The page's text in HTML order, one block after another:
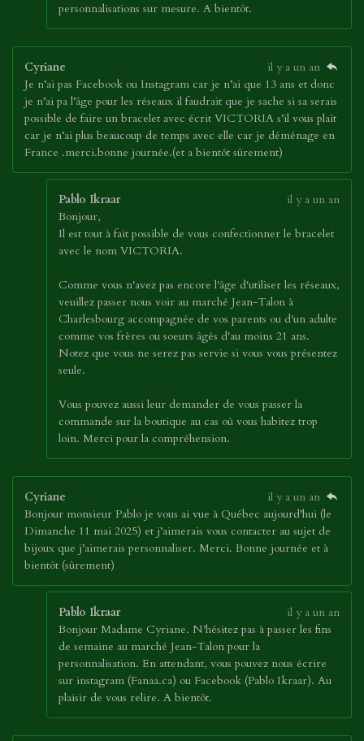
personnalisations sur mesure. A bientôt.
Cyriane
il y a un an
Je n’ai pas Facebook ou Instagram car je n’ai que 13 ans et donc
je n’ai pa l’âge pour les réseaux il faudrait que je sache si sa serais
possible de faire un bracelet avec écrit VICTORIA s’il vous plaît
car je n’ai plus beaucoup de temps avec elle car je déménage en
France .merci.bonne journée.(et a bientôt sûrement)
Pablo Ikraar
il y a un an
Bonjour,
Il est tout à fait possible de vous confectionner le bracelet
avec le nom VICTORIA.
Comme vous n'avez pas encore l'âge d'utiliser les réseaux,
veuillez passer nous voir au marché Jean-Talon à
Charlesbourg accompagnée de vos parents ou d'un adulte
comme vos frères ou soeurs âgés d'au moins 21 ans.
Notez que vous ne serez pas servie si vous vous présentez
seule.
Vous pouvez aussi leur demander de vous passer la
commande sur la boutique au cas où vous habitez trop
loin. Merci pour la compréhension.
Cyriane
il y a un an
Bonjour monsieur Pablo je vous ai vue à Québec aujourd’hui (le
Dimanche 11 mai 2025) et j’aimerais vous contacter au sujet de
bijoux que j’aimerais personnaliser. Merci. Bonne journée et à
bientôt (sûrement)
Pablo Ikraar
il y a un an
Bonjour Madame Cyriane. N'hésitez pas à passer les fins
de semaine au marché Jean-Talon pour la
personnalisation. En attendant, vous pouvez nous écrire
sur instagram (Fanaa.ca) ou Facebook (Pablo Ikraar). Au
plaisir de vous relire. A bientôt.